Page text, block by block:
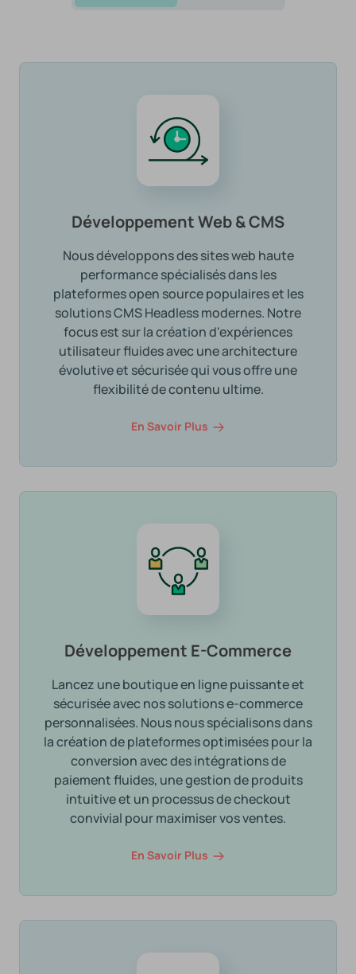
Développement Web & CMS
Nous développons des sites web haute
performance spécialisés dans les
plateformes open source populaires et les
solutions CMS Headless modernes. Notre
focus est sur la création d'expériences
utilisateur fluides avec une architecture
évolutive et sécurisée qui vous offre une
flexibilité de contenu ultime.
En Savoir Plus
Développement E-Commerce
Lancez une boutique en ligne puissante et
sécurisée avec nos solutions e-commerce
personnalisées. Nous nous spécialisons dans
la création de plateformes optimisées pour la
conversion avec des intégrations de
paiement fluides, une gestion de produits
intuitive et un processus de checkout
convivial pour maximiser vos ventes.
En Savoir Plus